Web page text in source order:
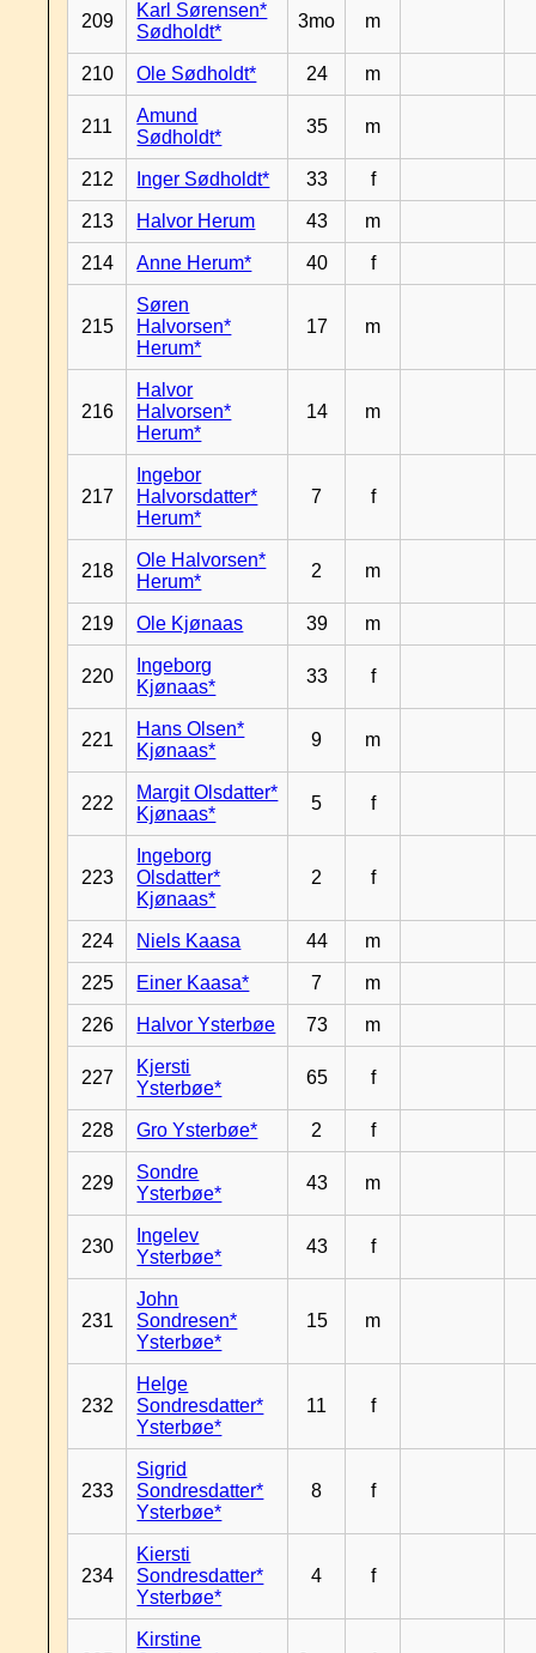
209
Karl Sørensen*
Sødholdt*
3mo m
210 Ole Sødholdt* 24 m
211
Amund
Sødholdt*
35 m
212 Inger Sødholdt* 33 f
213 Halvor Herum 43 m
214 Anne Herum* 40 f
215
Søren
Halvorsen*
Herum*
17 m
216
Halvor
Halvorsen*
Herum*
14 m
217
Ingebor
Halvorsdatter*
Herum*
7 f
218
Ole Halvorsen*
Herum*
2 m
219 Ole Kjønaas 39 m
220
Ingeborg
Kjønaas*
33 f
221
Hans Olsen*
Kjønaas*
9 m
222
Margit Olsdatter*
Kjønaas*
5 f
223
Ingeborg
Olsdatter*
Kjønaas*
2 f
224 Niels Kaasa 44 m
225 Einer Kaasa* 7 m
226 Halvor Ysterbøe 73 m
227
Kjersti
Ysterbøe*
65 f
228 Gro Ysterbøe* 2 f
229
Sondre
Ysterbøe*
43 m
230
Ingelev
Ysterbøe*
43 f
231
John
Sondresen*
Ysterbøe*
15 m
232
Helge
Sondresdatter*
Ysterbøe*
11 f
233
Sigrid
Sondresdatter*
Ysterbøe*
8 f
234
Kiersti
Sondresdatter*
Ysterbøe*
4 f
Kirstine